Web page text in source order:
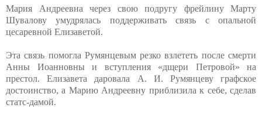
Мария Андреевна через свою подругу фрейлину Марту
Шувалову умудрялась поддерживать связь с опальной
цесаревной Елизаветой.
Эта связь помогла Румянцевым резко взлететь после смерти
Анны Иоанновны и вступления «дщери Петровой» на
престол. Елизавета даровала А. И. Румянцеву графское
достоинство, а Марию Андреевну приблизила к себе, сделав
статс-дамой.